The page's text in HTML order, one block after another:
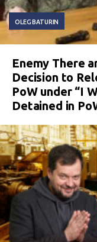
OLEG BATURIN
Enemy There
Decision to
PoW under “I
Detained in